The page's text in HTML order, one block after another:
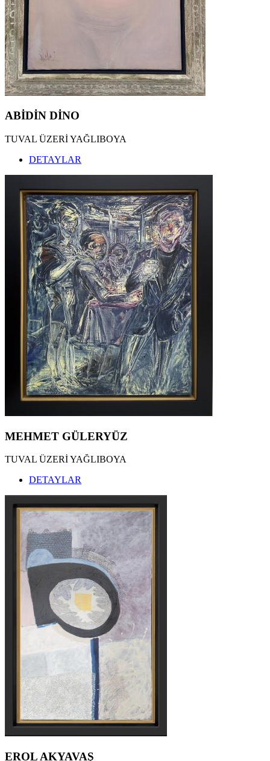
ABİDİN DİNO
TUVAL ÜZERİ YAĞLIBOYA
DETAYLAR
MEHMET GÜLERYÜZ
TUVAL ÜZERİ YAĞLIBOYA
DETAYLAR
EROL AKYAVAŞ